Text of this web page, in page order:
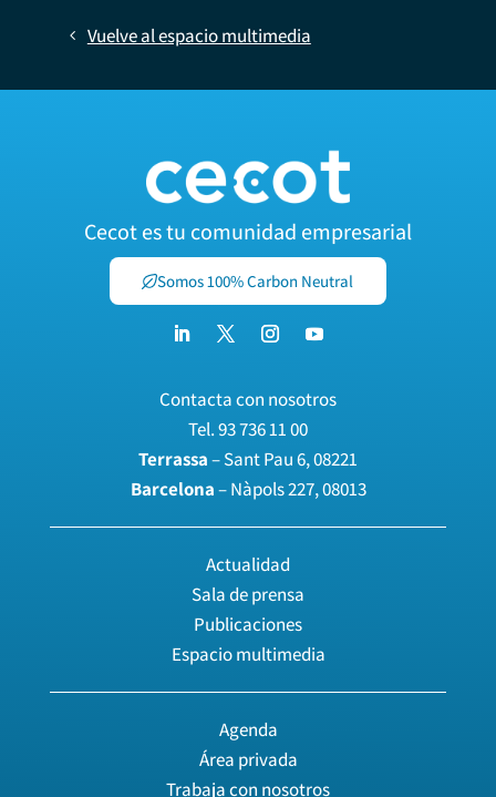
Vuelve al espacio multimedia
Cecot es tu comunidad empresarial
Somos 100% Carbon Neutral
Contacta con nosotros
Tel.93 736 11 00
Terrassa– Sant Pau 6, 08221
Barcelona– Nàpols 227, 08013
Actualidad
Sala de prensa
Publicaciones
Espacio multimedia
Agenda
Área privada
Trabaja con nosotros